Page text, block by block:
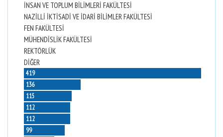
İNSAN VE TOPLUM BİLİMLERİ FAKÜLTESİ
NAZİLLİ İKTİSADİ VE İDARİ BİLİMLER FAKÜLTESİ
FEN FAKÜLTESİ
MÜHENDİSLİK FAKÜLTESİ
REKTÖRLÜK
DİĞER
419
136
115
112
112
99